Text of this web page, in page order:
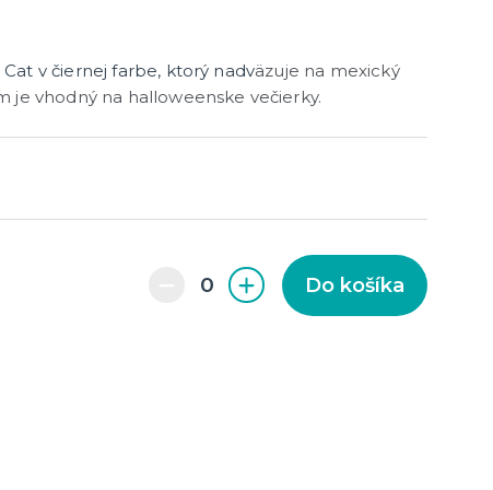
v čiernej farbe, ktorý nadväzuje na mexický
je vhodný na halloweenske večierky.
Do košíka